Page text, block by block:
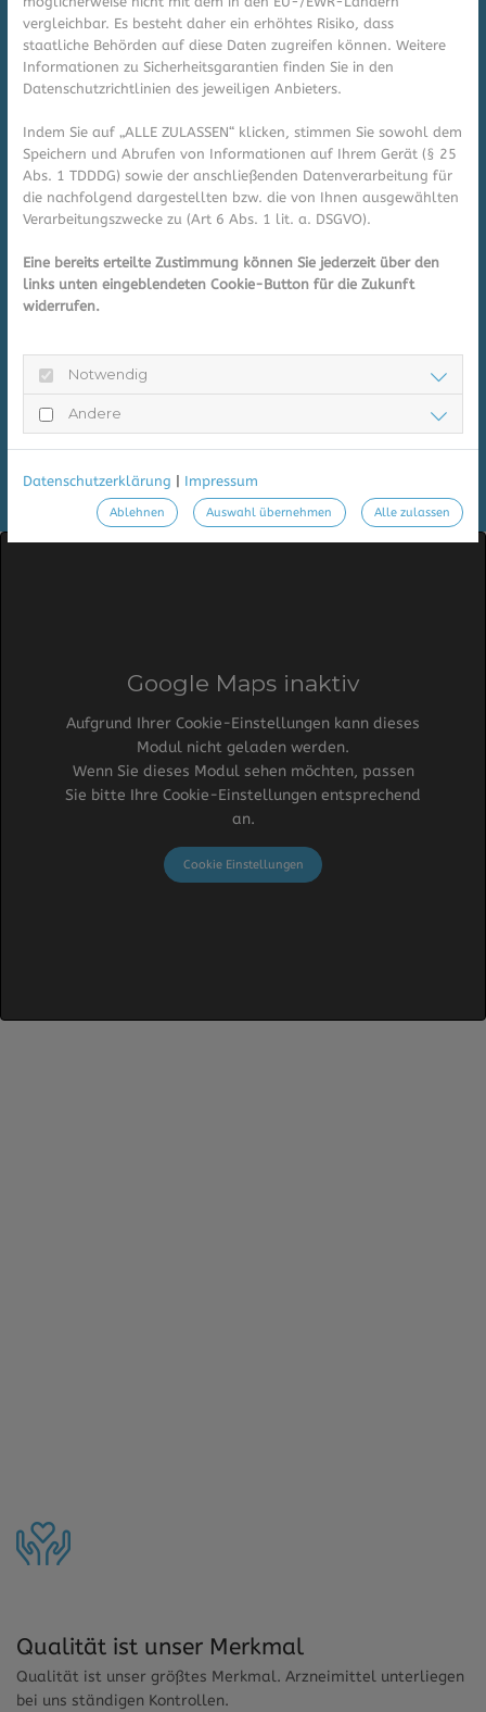
Arzneimittel vorbestellen
Sie wollen sich Wartezeiten und doppelte Wege
ersparen? Hier einfach reservieren.
Google Maps inaktiv
Aufgrund Ihrer Cookie-Einstellungen kann dieses
Modul nicht geladen werden.
Wenn Sie dieses Modul sehen möchten, passen
Sie bitte Ihre Cookie-Einstellungen entsprechend
an.
Cookie Einstellungen
Qualität ist unser Merkmal
Qualität ist unser größtes Merkmal. Arzneimittel unterliegen
bei uns ständigen Kontrollen.
vergleichbar. Es besteht daher ein erhöhtes Risiko, dass
staatliche Behörden auf diese Daten zugreifen können. Weitere
Informationen zu Sicherheitsgarantien finden Sie in den
Datenschutzrichtlinien des jeweiligen Anbieters.
Indem Sie auf „ALLE ZULASSEN“ klicken, stimmen Sie sowohl dem
Speichern und Abrufen von Informationen auf Ihrem Gerät (§ 25
Abs. 1 TDDDG) sowie der anschließenden Datenverarbeitung für
die nachfolgend dargestellten bzw. die von Ihnen ausgewählten
Verarbeitungszwecke zu (Art 6 Abs. 1 lit. a. DSGVO).
Eine bereits erteilte Zustimmung können Sie jederzeit über den
links unten eingeblendeten Cookie-Button für die Zukunft
widerrufen.
Notwendig
Andere
Datenschutzerklärung Impressum
Ablehnen Auswahl übernehmen Alle zulassen